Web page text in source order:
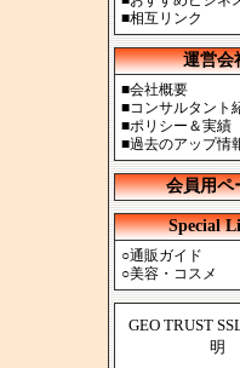
■相互リンク
運営会
■会社概要
■コンサルタント
■ポリシー＆実績
■過去のアップ情
会員用ペ
Special
○通販ガイド
○美容・コスメ
GEO TRUST
明